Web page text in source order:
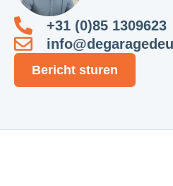
+31 (0)85 1309623
Bericht sturen